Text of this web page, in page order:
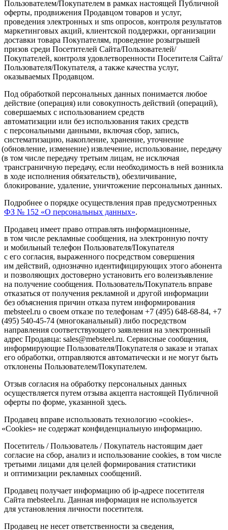
Пользователем/Покупателем в рамках настоящей Публичной
оферты, продвижения Продавцом товаров и услуг,
проведения электронных и sms опросов, контроля результатов
маркетинговых акций, клиентской поддержки, организации
доставки товара Покупателям, проведение розыгрышей
призов среди Посетителей Сайта/Пользователей/
Покупателей, контроля удовлетворенности Посетителя Сайта/
Пользователя/Покупателя, а также качества услуг,
оказываемых Продавцом.
Под обработкой персональных данных понимается любое
действие (операция) или совокупность действий (операций),
совершаемых с использованием средств
автоматизации или без использования таких средств
с персональными данными, включая сбор, запись,
систематизацию, накопление, хранение, уточнение
(обновление, изменение) извлечение, использование, передачу
(в том числе передачу третьим лицам, не исключая
трансграничную передачу, если необходимость в ней возникла
в ходе исполнения обязательств), обезличивание,
блокирование, удаление, уничтожение персональных данных.
Подробнее о порядке осуществления прав предусмотренных
ФЗ № 152 «О персональных данных».
Продавец имеет право отправлять информационные,
в том числе рекламные сообщения, на электронную почту
и мобильный телефон Пользователя/Покупателя
с его согласия, выраженного посредством совершения
им действий, однозначно идентифицирующих этого абонента
и позволяющих достоверно установить его волеизъявление
на получение сообщения. Пользователь/Покупатель вправе
отказаться от получения рекламной и другой информации
без объяснения причин отказа путем информирования
mebsteel.ru о своем отказе по телефонам +7 (495) 648-68-84, +7
(495) 540-45-74 (многоканальный) либо посредством
направления соответствующего заявления на электронный
адрес Продавца: sales@mebsteel.ru. Сервисные сообщения,
информирующие Пользователя/Покупателя о заказе и этапах
его обработки, отправляются автоматически и не могут быть
отклонены Пользователем/Покупателем.
Отзыв согласия на обработку персональных данных
осуществляется путем отзыва акцепта настоящей Публичной
оферты по форме, указанной здесь.
Продавец вправе использовать технологию «cookies».
«Cookies» не содержат конфиденциальную информацию.
Посетитель / Пользователь / Покупатель настоящим дает
согласие на сбор, анализ и использование cookies, в том числе
третьими лицами для целей формирования статистики
и оптимизации рекламных сообщений.
Продавец получает информацию об ip-адресе посетителя
Сайта mebsteel.ru. Данная информация не используется
для установления личности посетителя.
Продавец не несет ответственности за сведения,